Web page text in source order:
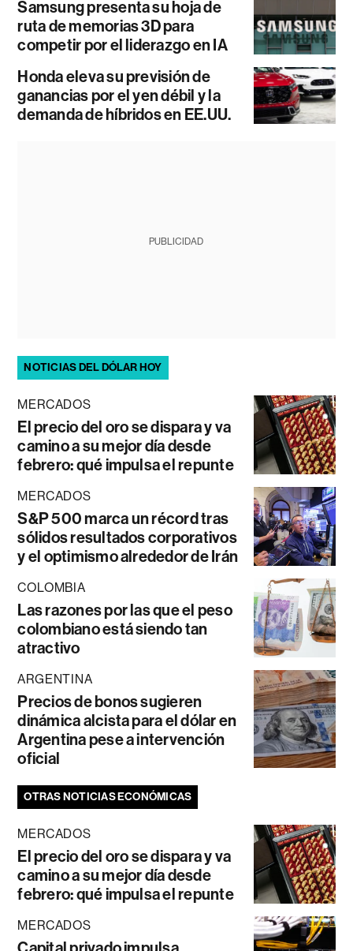
Samsung presenta su hoja de
ruta de memorias 3D para
competir por el liderazgo en IA
Honda eleva su previsión de
ganancias por el yen débil y la
demanda de híbridos en EE.UU.
PUBLICIDAD
NOTICIAS DEL DÓLAR HOY
MERCADOS
El precio del oro se dispara y va
camino a su mejor día desde
febrero: qué impulsa el repunte
MERCADOS
S&P 500 marca un récord tras
sólidos resultados corporativos
y el optimismo alrededor de Irán
COLOMBIA
Las razones por las que el peso
colombiano está siendo tan
atractivo
ARGENTINA
Precios de bonos sugieren
dinámica alcista para el dólar en
Argentina pese a intervención
oficial
OTRAS NOTICIAS ECONÓMICAS
MERCADOS
El precio del oro se dispara y va
camino a su mejor día desde
febrero: qué impulsa el repunte
MERCADOS